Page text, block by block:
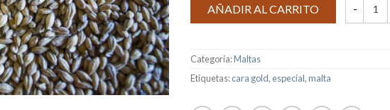
AÑADIR AL CARRITO
Categoría:Maltas
Etiquetas:cara gold, especial,malta